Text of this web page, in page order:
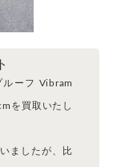
ルーフ Vibram
を買取いたし
ましたが、比